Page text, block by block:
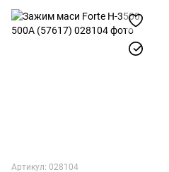
Артикул: 028104